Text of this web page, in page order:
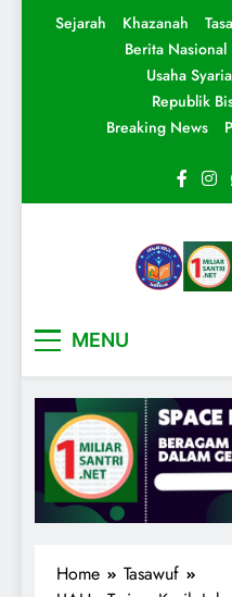
Sejarah Khazanah
Berita Nasional
Usaha
Republik
Breaking News
MENU
Home
Tasawuf